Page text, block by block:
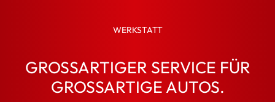
WERKSTATT
GROSSARTIGER SERVICE FÜR G
ROSSARTIGE AUTOS.